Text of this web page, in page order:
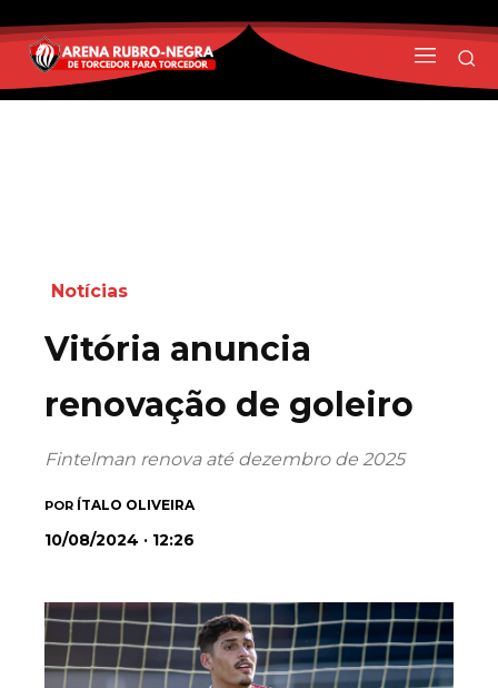
Notícias
Vitória anuncia
renovação de goleiro
Fintelman renova até dezembro de 2025
POR ÍTALO OLIVEIRA
10/08/2024 · 12:26